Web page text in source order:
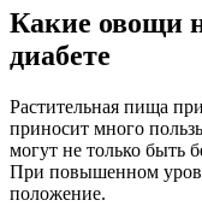
Какие овощи
диабете
Растительная пища
приносит много
могут не только быть
При повышенном
положение.